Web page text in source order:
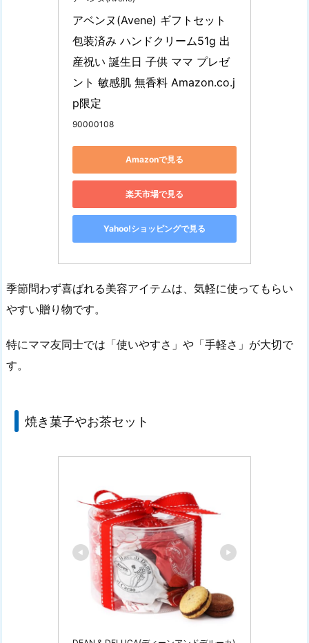
アベンヌ(Avene) ギフトセット
包装済み ハンドクリーム51g 出
産祝い 誕生日 子供 ママ プレゼ
ント 敏感肌 無香料 Amazon.co.j
p限定
90000108
Amazonで見る
楽天市場で見る
Yahoo!ショッピングで見る
季節問わず喜ばれる美容アイテムは、気軽に使ってもらい
やすい贈り物です。
特にママ友同士では「使いやすさ」や「手軽さ」が大切で
す。
焼き菓子やお茶セット